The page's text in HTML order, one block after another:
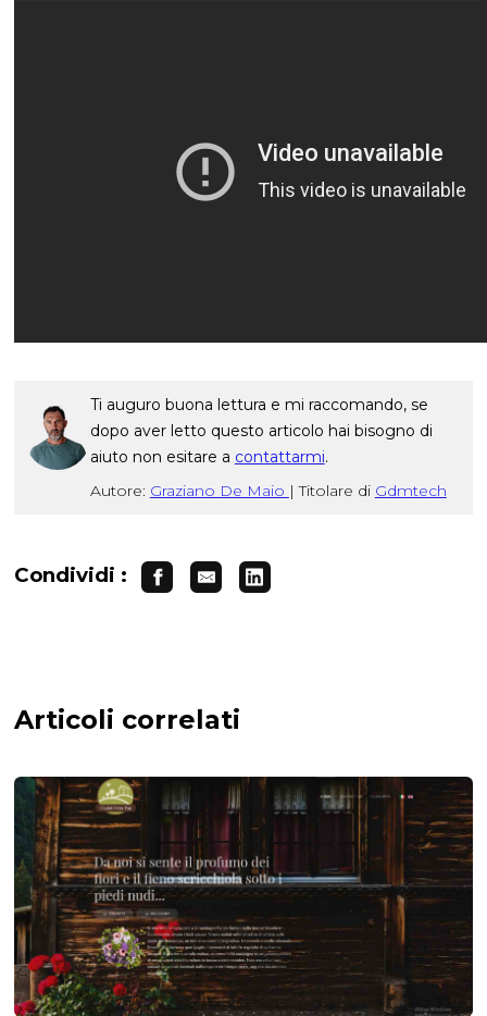
Ti auguro buona lettura e mi raccomando, se
dopo aver letto questo articolo hai bisogno di
aiuto non esitare a contattarmi.
Autore: Graziano De Maio | Titolare di Gdmtech
Condividi :
Articoli correlati